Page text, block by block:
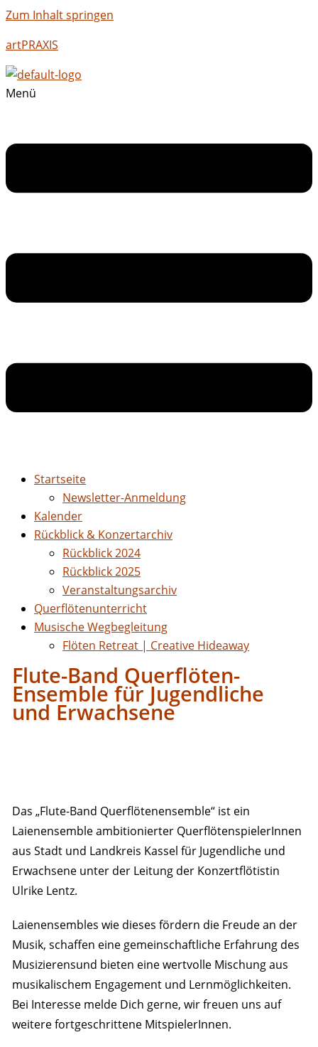
Zum Inhalt springen
artPRAXIS
Menü
Startseite
Newsletter-Anmeldung
Kalender
Rückblick & Konzertarchiv
Rückblick 2024
Rückblick 2025
Veranstaltungsarchiv
Querflötenunterricht
Musische Wegbegleitung
Flöten Retreat | Creative Hideaway
Flute-Band Querflöten-
Ensemble für Jugendliche
und Erwachsene
Das „Flute-Band Querflötenensemble“ ist ein
Laienensemble ambitionierter QuerflötenspielerInnen
aus Stadt und Landkreis Kassel für Jugendliche und
Erwachsene unter der Leitung der Konzertflötistin
Ulrike Lentz.
Laienensembles wie dieses fördern die Freude an der
Musik, schaffen eine gemeinschaftliche Erfahrung des
Musizierensund bieten eine wertvolle Mischung aus
musikalischem Engagement und Lernmöglichkeiten.
Bei Interesse melde Dich gerne, wir freuen uns auf
weitere fortgeschrittene MitspielerInnen.